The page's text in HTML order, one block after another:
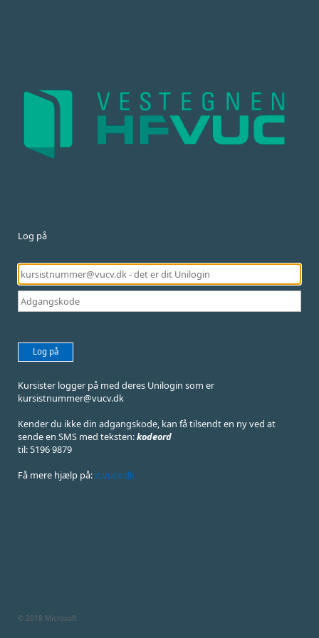
Log på
Log på
Kursister logger på med deres Unilogin som er
kursistnummer@vucv.dk
Kender du ikke din adgangskode, kan få tilsendt en ny ved at
sende en SMS med teksten:kodeord
til: 5196 9879
Få mere hjælp på: it.vucv.dk
© 2018 Microsoft